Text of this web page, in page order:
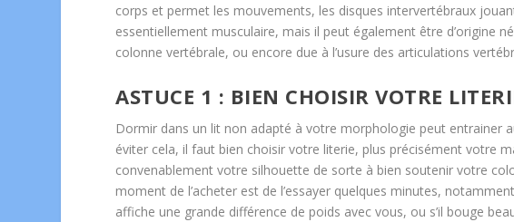
corps et permet les mouvements, les disques intervertébraux
essentiellement musculaire, mais il peut également être d’origine
colonne vertébrale, ou encore due à l’usure des articulations
ASTUCE 1 : BIEN CHOISIR VOTRE
Dormir dans un lit non adapté à votre morphologie peut entrainer
éviter cela, il faut bien choisir votre literie, plus précisément votre
convenablement votre silhouette de sorte à bien soutenir votre
moment de l’acheter est de l’essayer quelques minutes,
affiche une grande différence de poids avec vous, ou s’il bouge